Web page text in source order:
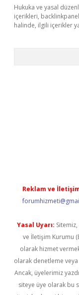
Hukuka ve yasal
içerikleri,
halinde, ilgili içerikler
Reklam ve
Yasal Uyarı:
ve İletişim Kurumu
olarak hizmet
olarak denetleme
Ancak, üyelerimiz
siteye üye olarak bu